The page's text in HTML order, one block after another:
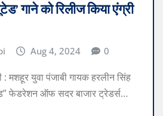
गाने को रिलीज किया एंग्री
Aug 4, 2024 0
: मशहूर युवा पंजाबी गायक हरलीन सिंह
फेडरेशन ऑफ सदर बाजार ट्रेडर्स…